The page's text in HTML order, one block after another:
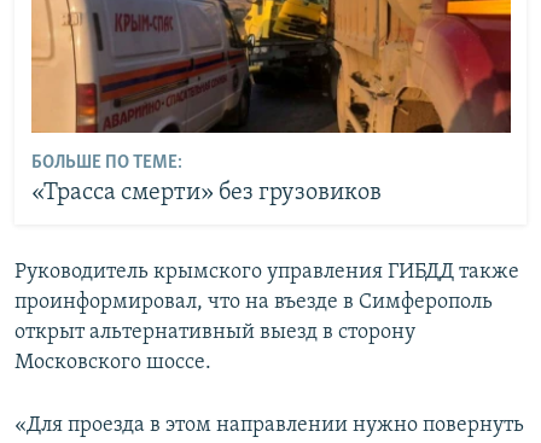
БОЛЬШЕ ПО ТЕМЕ:
«Трасса смерти» без грузовиков
Руководитель крымского управления ГИБДД также
проинформировал, что на въезде в Симферополь
открыт альтернативный выезд в сторону
Московского шоссе.
«Для проезда в этом направлении нужно повернуть